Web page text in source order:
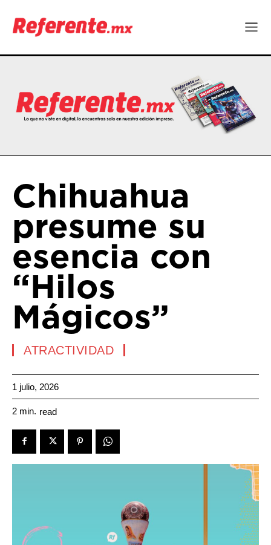
Chihuahua
presume su
esencia con
“Hilos
Mágicos”
ATRACTIVIDAD
1 julio, 2026
2 min. read